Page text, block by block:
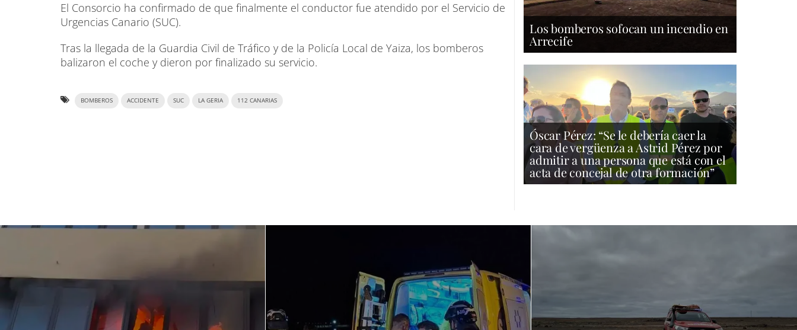
El Consorcio ha confirmado de que finalmente el conductor fue atendido por el Servicio de
Urgencias Canario (SUC).
Tras la llegada de la Guardia Civil de Tráfico y de la Policía Local de Yaiza, los bomberos
balizaron el coche y dieron por finalizado su servicio.
BOMBEROS ACCIDENTE SUC LA GERIA 112 CANARIAS
Los bomberos sofocan un incendio en
Arrecife
Óscar Pérez: “Se le debería caer la
cara de vergüenza a Astrid Pérez por
admitir a una persona que está con el
acta de concejal de otra formación”